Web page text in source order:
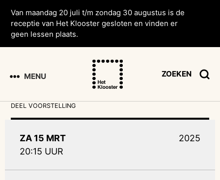
Van maandag 20 juli t/m zondag 30 augustus is de
receptie van Het Klooster gesloten en vinden er
geen lessen plaats.
MENU ZOEKEN
DEEL VOORSTELLING
ZA 15 MRT
20:15 UUR
2025